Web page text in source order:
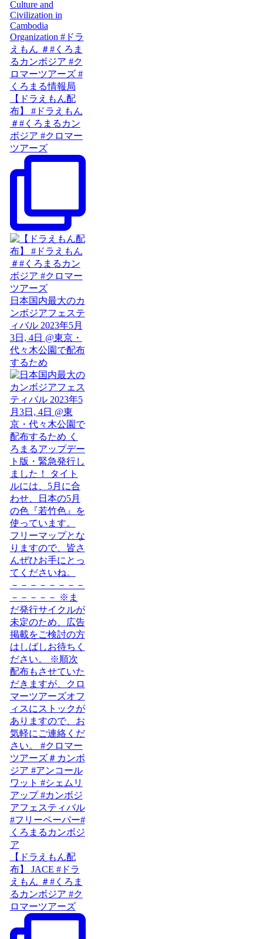
【ドラえもん配
布】 #ドラえもん
＃#くろまるカン
ボジア #クロマー
ツアーズ
日本国内最大のカ
ンボジアフェステ
ィバル 2023年5月
3日, 4日 @東京・
代々木公園で配布
するため
【ドラえもん配
布】 JACE #ドラ
えもん ＃#くろま
るカンボジア #ク
ロマーツアーズ